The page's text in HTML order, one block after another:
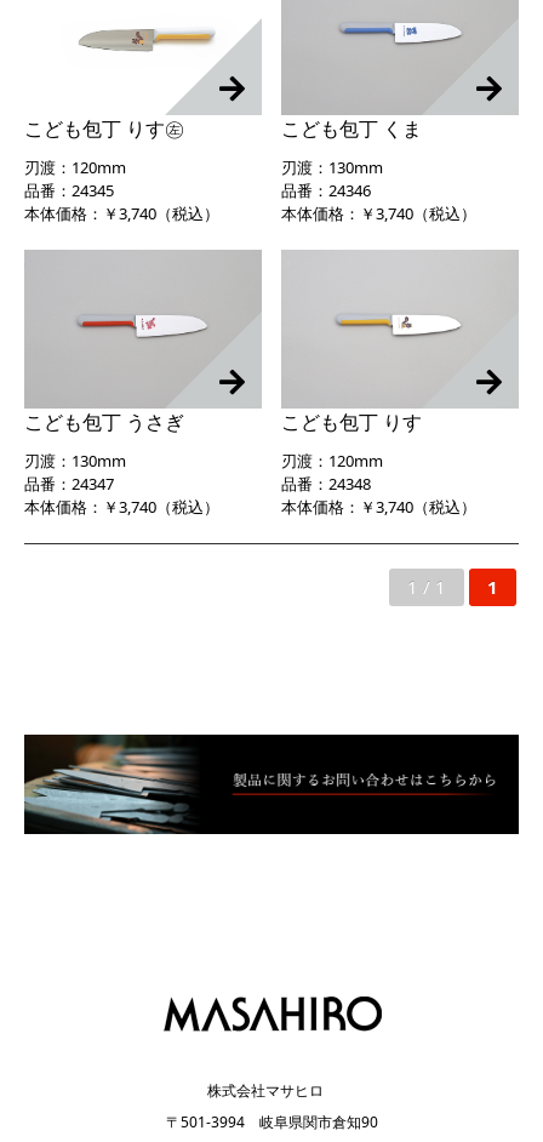
こども包丁 りす㊧
刃渡：120mm
品番：24345
本体価格：￥3,740（税込）
こども包丁 くま
刃渡：130mm
品番：24346
本体価格：￥3,740（税込）
こども包丁 うさぎ
刃渡：130mm
品番：24347
本体価格：￥3,740（税込）
こども包丁 りす
刃渡：120mm
品番：24348
本体価格：￥3,740（税込）
1 / 1 1
株式会社マサヒロ
〒501-3994 岐阜県関市倉知90